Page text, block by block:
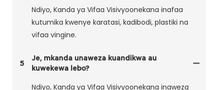
Ndiyo, Kanda ya Vifaa Visivyoonekana inafaa
kutumika kwenye karatasi, kadibodi, plastiki na
vifaa vingine.
5
Je, mkanda unaweza kuandikwa au
kuwekewa lebo?
Ndiyo, Kanda ya Vifaa Visivyoonekana inaweza